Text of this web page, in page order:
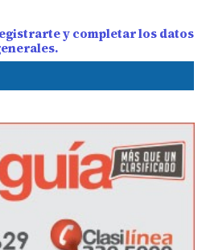
y completar los datos